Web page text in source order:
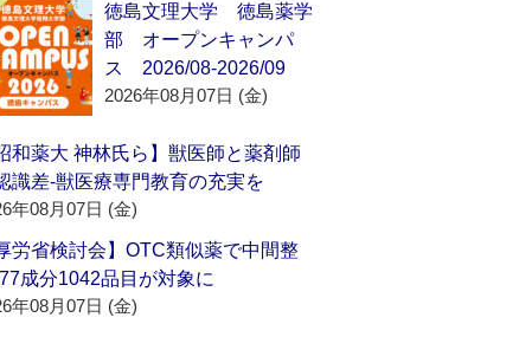
徳島文理大学 徳島薬学
部 オープンキャンパ
ス 2026/08-2026/09
2026年08月07日 (金)
和薬大 神林氏ら】獣医師と薬剤師
識差‐獣医療専門教育の充実を
年08月07日 (金)
労省検討会】OTC類似薬で中間整
成分1042品目が対象に
年08月07日 (金)